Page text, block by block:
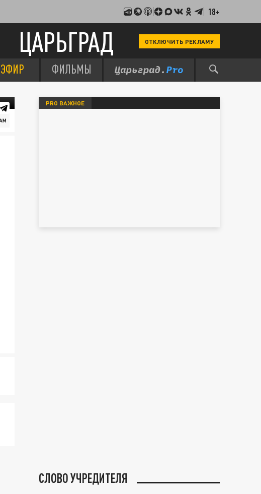
18+
ЦАРЬГРАД ОТКЛЮЧИТЬ РЕКЛАМУ
ЭФИР ФИЛЬМЫ
PRO ВАЖНОЕ
СЛОВО УЧРЕДИТЕЛЯ